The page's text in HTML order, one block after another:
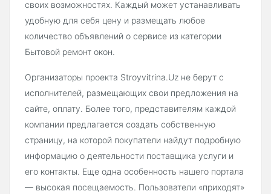
своих возможностях. Каждый может устанавливать
удобную для себя цену и размещать любое
количество объявлений о сервисе из категории
Бытовой ремонт окон.
Организаторы проекта Stroyvitrina.Uz не берут с
исполнителей, размещающих свои предложения на
сайте, оплату. Более того, представителям каждой
компании предлагается создать собственную
страницу, на которой покупатели найдут подробную
информацию о деятельности поставщика услуги и
его контакты. Еще одна особенность нашего портала
— высокая посещаемость. Пользователи «приходят»